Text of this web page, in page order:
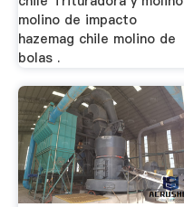
molino de impacto
hazemag chile molino de
bolas .